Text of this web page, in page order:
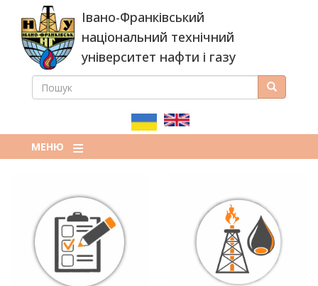
основного
вмісту
Івано-Франківський
національний технічний
університет нафти і газу
ПОШУКОВА
ПОШУК Пошук
МЕНЮ